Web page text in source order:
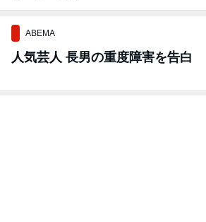
ABEMA
人気芸人 長男の重度障害を告白